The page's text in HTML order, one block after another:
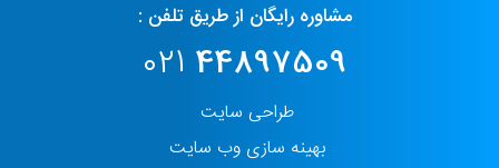
مشاوره رایگان از طریق تلفن :
021 44897509
طراحی سایت
بهینه سازی وب سایت